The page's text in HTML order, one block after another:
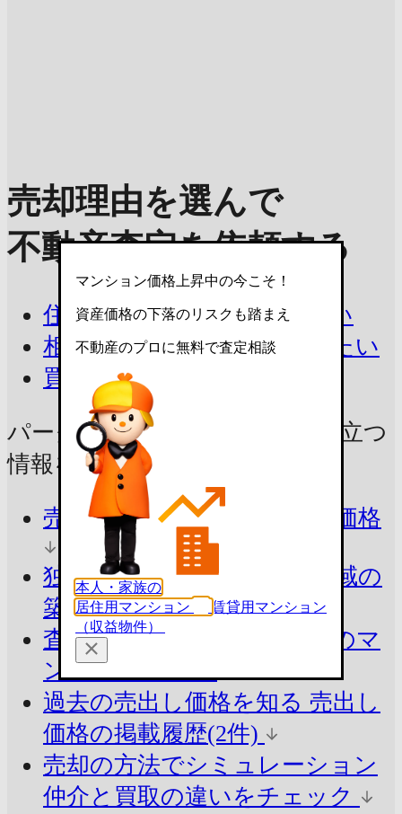
売却理由を選んで
不動産査定を依頼する
住み替えで今の家を売りたい
相続したマンションを売りたい
買取を相談したい
パークウェル下北沢の売却に
役立つ
情報をチェック！
売ったらいくら？ 参考査定価格
独自ロジックで算出
同じ地域の
築年別の平均価格
査定価格の目安を知る
周辺のマ
ンションと比較
過去の売出し価格を知る 売出し
価格の掲載履歴(2件)
売却の方法でシミュレーション
仲介と買取の違いをチェック
マンション価格上昇中の今こそ！
資産価格の下落のリスクも踏まえ
不動産のプロに無料で査定相談
本人・家族の
居住用マンション
賃貸用マンション
（収益物件）